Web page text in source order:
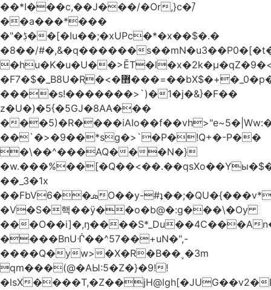
��*I���c,��J���/�Or,}c�/̚
��a���*���
�"�ڋ��[�Iu��;�xUPc�*�x��$�.�
�8��/#�,&�q������
�F7�$�_B8U�Rֶ�<�޻���=��bX$�+�_0�p�=l
����s!�������>`)�1�j�&}�F��
z�U�)�5{�5GJ�8AA���
�
��`�>�9��*sg�>`�P�!Q+�-P��
�\��^���AQ���N�}
��_3�1x
��FbVܣ��6O��y-#ʇ��;�QU�{���v*�<�e�
�V�S�핵��ӱ��o�b@�:g���\�Oy
���O��i]�,ŋ����S*_Du��4C���A
����BnUᒖ��^57��+uN�",-
����Q�yw>�X�R�B��˯�3m
qm���(@�AЫ:5�Z�}�9!!
�lsX